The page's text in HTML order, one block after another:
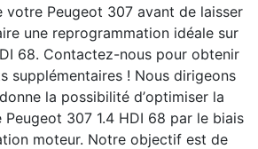
votre Peugeot 307 avant de laisser
une reprogrammation idéale sur
68. Contactez-nous pour obtenir
supplémentaires ! Nous dirigeons
la possibilité d’optimiser la
307 1.4 HDI 68 par le biais
moteur. Notre objectif est de